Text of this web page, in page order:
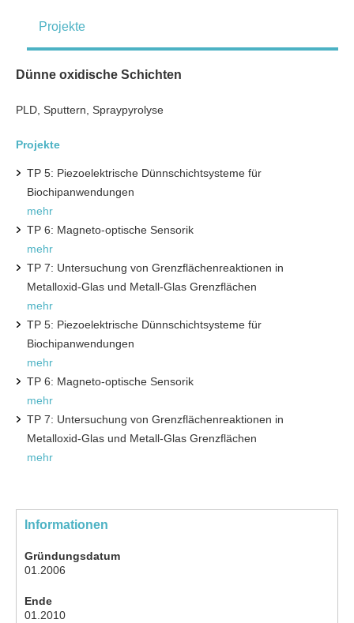
Projekte
Dünne oxidische Schichten
PLD, Sputtern, Spraypyrolyse
Projekte
TP 5: Piezoelektrische Dünnschichtsysteme für
Biochipanwendungen
mehr
TP 6: Magneto-optische Sensorik
mehr
TP 7: Untersuchung von Grenzflächenreaktionen in
Metalloxid-Glas und Metall-Glas Grenzflächen
mehr
TP 5: Piezoelektrische Dünnschichtsysteme für
Biochipanwendungen
mehr
TP 6: Magneto-optische Sensorik
mehr
TP 7: Untersuchung von Grenzflächenreaktionen in
Metalloxid-Glas und Metall-Glas Grenzflächen
mehr
Informationen
Gründungsdatum
01.2006
Ende
01.2010